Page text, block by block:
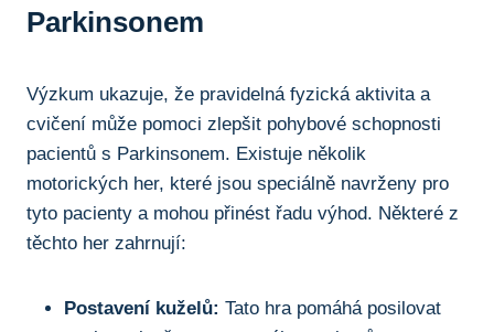
Parkinsonem
Výzkum ukazuje, že pravidelná fyzická aktivita a
cvičení může pomoci zlepšit pohybové schopnosti
pacientů s‍ Parkinsonem. Existuje několik
motorických her, které jsou speciálně navrženy pro
tyto pacienty a mohou přinést řadu výhod. Některé z
těchto her zahrnují:
Postavení kuželů: Tato hra pomáhá posilovat